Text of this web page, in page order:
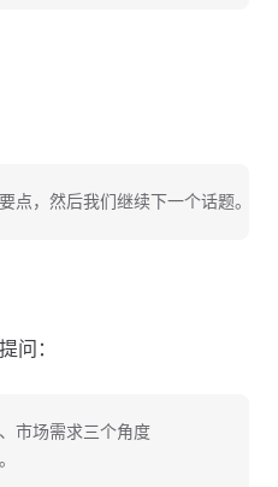
点，然后我们继续下一个话题。
问：
市场需求三个角度